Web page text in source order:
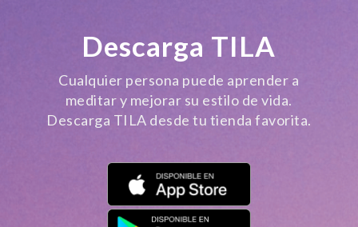
Descarga TILA
Cualquier persona puede aprender a
meditar y mejorar su estilo de vida.
Descarga TILA desde tu tienda favorita.